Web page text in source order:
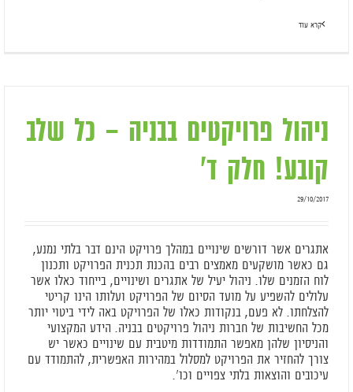
קרא עוד
ניהול פרויקטים בבניה – כל שלב
קובע! חלק ד'
29/10/2017
אתגרים אשר דורשים שינויים במהלך פרויקט הינם דבר בלתי נמנע,
גם כאשר מושקעים מאמצים רבים בהכנת תכנית הפרויקט ותכנון
לוח הזמנים שלו. ניהול יעיל של אתגרים ושינויים, בייחוד כאלו אשר
עלולים להשפיע על מועד הסיום של הפרויקט ועלותו הינו קריטי
להצלחתו. לא פעם, בנקודות כאלו של הפרויקט באה לידי ביטוי יותר
מכל החשיבות של חברות ניהול פרויקטים בבניה. הידע המקצועי
והניסיון שלהן מאפשר התמודדות מיטבית עם שינויים כאשר יש
צורך להחזיר את הפרויקט למסלול במהירות האפשרית, להתמודד עם
עיכובים והוצאות בלתי צפויים וכו'.